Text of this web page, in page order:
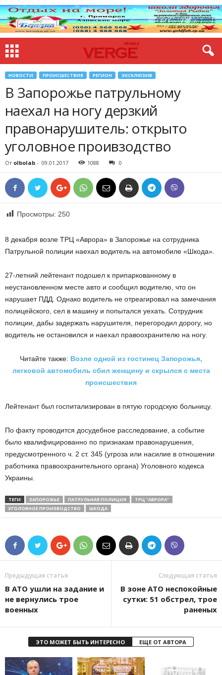
НОВОСТИ ПРОИСШЕСТВИЯ РЕГИОН ЭКСКЛЮЗИВ
В Запорожье патрульному
наехал на ногу дерзкий
правонарушитель: открыто
уголовное проивзодство
От olbolab - 09.01.2017 1088 0
Просмотры: 250
8 декабря возле ТРЦ «Аврора» в Запорожье на сотрудника
Патрульной полиции наехал водитель на автомобиле «Шкода».
27-летний лейтенант подошел к припаркованному в
неустановленном месте авто и сообщил водителю, что он
нарушает ПДД. Однако водитель не отреагировал на замечания
полицейского, сел в машину и попытался уехать. Сотрудник
полиции, дабы задержать нарушителя, перегородил дорогу, но
водитель не остановился и наехал правоохранителю на ногу.
Читайте также: Возле одной из гостинец Запорожья,
легковой автомобиль сбил женщину и скрылся с места
происшествия
Лейтенант был госпитализирован в пятую городскую больницу.
По факту проводится досудебное расследование, а событие
было квалифицированно по признакам правонарушения,
предусмотренного ч. 2 ст. 345 (угроза или насилие в отношении
работника правоохранительного органа) Уголовного кодекса
Украины.
ТЕГИ ЗАПОРОЖЬЕ ПАТРУЛЬНАЯ ПОЛИЦИЯ
ТРЦ "АВРОРА"
УГОЛОВНОЕ ПРОИЗВОДСТВО
ШКОДА
Предыдущая статья
В АТО ушли на задание и
не вернулись трое
военных
Следующая статья
В зоне АТО неспокойные
сутки: 51 обстрел, трое
раненых
ЭТО МОЖЕТ БЫТЬ ИНТЕРЕСНО ЕЩЕ ОТ АВТОРА